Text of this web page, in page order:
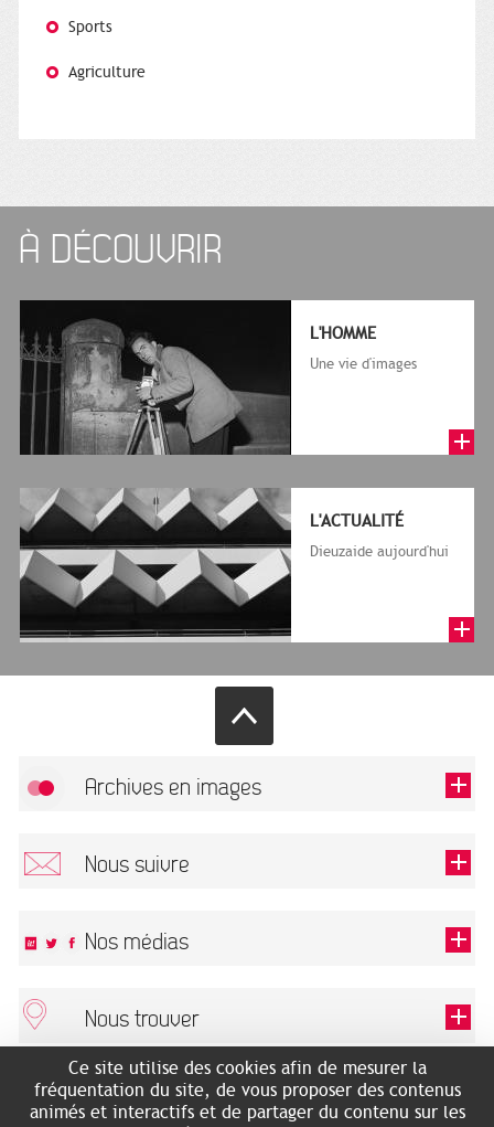
Sports
Agriculture
À DÉCOUVRIR
L'HOMME
Une vie d'images
L'ACTUALITÉ
Dieuzaide aujourd'hui
Archives en images
Nous suivre
Ce champ est exigé.
Nos médias
Nous trouver
ARCHIVES MUNICIPALES
2 rue des Archives
RECHERCHES GÉNÉALOGIQUES
NOUS CONNAÎTRE
Ce site utilise des cookies afin de mesurer la
fréquentation du site, de vous proposer des contenus
animés et interactifs et de partager du contenu sur les